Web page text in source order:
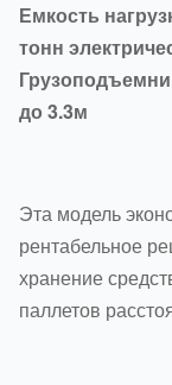
Емкость
тонн
до 3.3м
Эта модель
рентабельное
хранение
паллетов